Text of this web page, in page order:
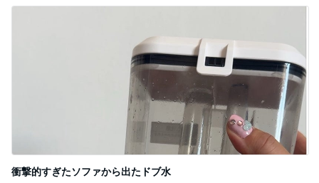
衝撃的すぎたソファから出たドブ水